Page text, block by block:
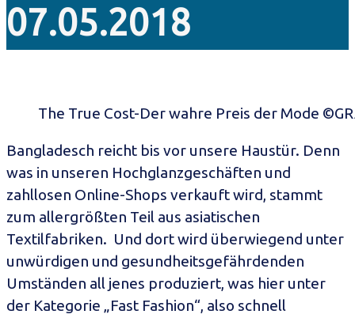
07.05.2018
The True Cost-Der wahre Preis der Mode
Bangladesch reicht bis vor unsere Haustür. Denn
was in unseren Hochglanzgeschäften und
zahllosen Online-Shops verkauft wird, stammt
zum allergrößten Teil aus asiatischen
Textilfabriken. Und dort wird überwiegend unter
unwürdigen und gesundheitsgefährdenden
Umständen all jenes produziert, was hier unter
der Kategorie „Fast Fashion“, also schnell